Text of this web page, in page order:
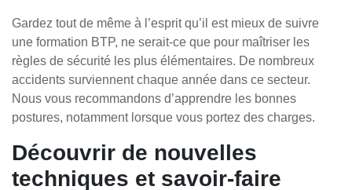
Gardez tout de même à l’esprit qu’il est mieux de suivre
une formation BTP, ne serait-ce que pour maîtriser les
règles de sécurité les plus élémentaires. De nombreux
accidents surviennent chaque année dans ce secteur.
Nous vous recommandons d’apprendre les bonnes
postures, notamment lorsque vous portez des charges.
Découvrir de nouvelles
techniques et savoir-faire